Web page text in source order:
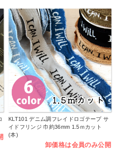
KLT101 デニム調フレイドロゴテープ サ
イドフリンジ 巾約36mm 1.5ｍカット
(本)
卸価格は会員のみ公開